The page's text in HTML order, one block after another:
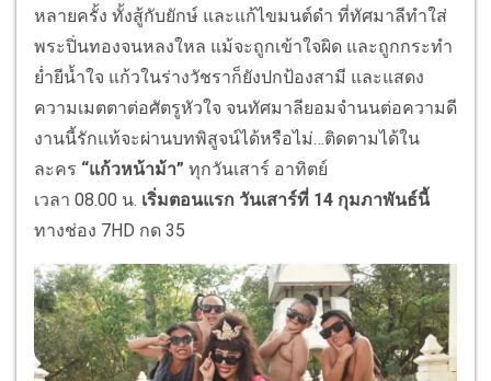
หลายครั้ง ทั้งสู้กับยักษ์ และแก้ไขมนต์ดำ ที่ทัศมาลีทำใส่
พระปิ่นทองจนหลงใหล แม้จะถูกเข้าใจผิด และถูกกระทำ
ย่ำยีน้ำใจ แก้วในร่างวัชราก็ยังปกป้องสามี และแสดง
ความเมตตาต่อศัตรูหัวใจ จนทัศมาลียอมจำนนต่อความดี
งานนี้รักแท้จะผ่านบทพิสูจน์ได้หรือไม่…ติดตามได้ใน
ละคร “แก้วหน้าม้า” ทุกวันเสาร์ อาทิตย์
เวลา 08.00 น. เริ่มตอนแรก วันเสาร์ที่ 14 กุมภาพันธ์นี้
ทางช่อง 7HD กด 35